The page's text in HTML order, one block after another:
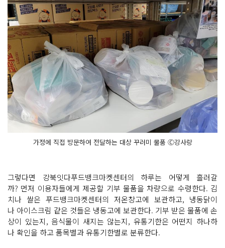
가정에 직접 방문하여 전달하는 대상 꾸러미 물품 Ⓒ강사랑
그렇다면 강북잇다푸드뱅크마켓센터의 하루는 어떻게 흘러갈
까? 먼저 이용자들에게 제공할 기부 물품을 차량으로 수령한다. 김
치나 쌀은 푸드뱅크마켓센터의 저온창고에 보관하고, 냉동닭이
나 아이스크림 같은 것들은 냉동고에 보관한다. 기부 받은 물품에 손
상이 있는지, 음식물이 새지는 않는지, 유통기한은 어떤지 하나하
나 확인을 하고 품목별과 유통기한별로 분류한다.